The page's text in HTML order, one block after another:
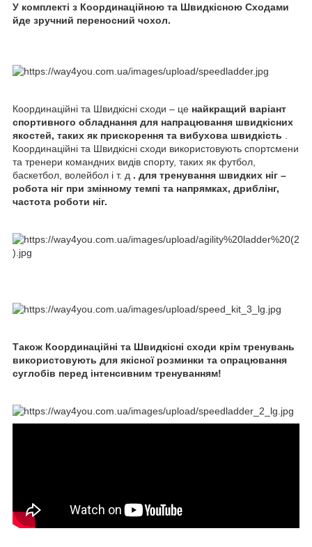
У комплекті з Координаційною та Швидкісною Сходами
йде зручний переносний чохол.
Координаційні та Швидкісні сходи – це найкращий варіант
спортивного обладнання для напрацювання швидкісних
якостей, таких як прискорення та вибухова швидкість
Координаційні та Швидкісні сходи використовують спортсмени
та тренери командних видів спорту, таких як футбол,
баскетбол, волейбол і т. д . для тренування швидких ніг –
робота ніг при змінному темпі та напрямках, дриблінг,
частота роботи ніг.
Також Координаційні та Швидкісні сходи крім тренувань
використовують для якісної розминки та опрацювання
суглобів перед інтенсивним тренуванням!